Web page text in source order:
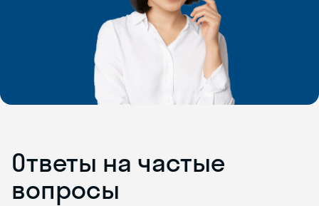
Ответы на частые
вопросы